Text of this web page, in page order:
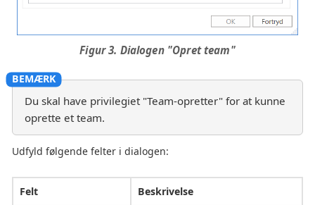
Figur 3. Dialogen "Opret team"
Du skal have privilegiet "Team-opretter" for at kunne
oprette et team.
Udfyld følgende felter i dialogen:
Felt Beskrivelse